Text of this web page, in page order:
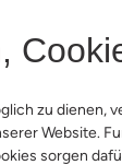
zu dienen,
Website.
sorgen